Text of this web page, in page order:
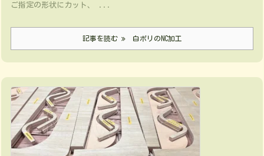
ご指定の形状にカット、 ...
記事を読む 白ポリのNC加工